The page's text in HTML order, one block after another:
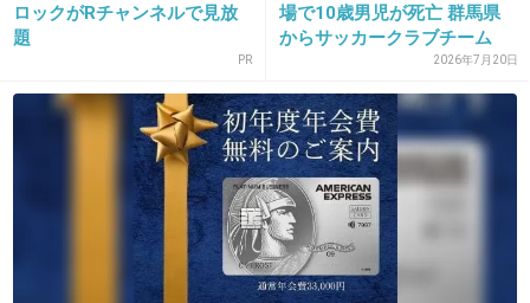
大きくなったら子供ぐれちゃうよ。
+18 -2
2018/08/11(土) 15:49:51
ロックがRチャンネルで見放
題
PR
場で10歳男児が死亡 群馬県
からサッカークラブチーム
2026年7月20日